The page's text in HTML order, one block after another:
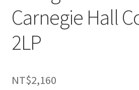
Carnegie Hall
2LP
NT$2,160